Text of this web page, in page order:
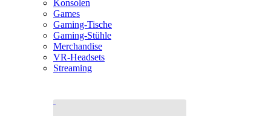
Konsolen
Games
Gaming-Tische
Gaming-Stühle
Merchandise
VR-Headsets
Streaming